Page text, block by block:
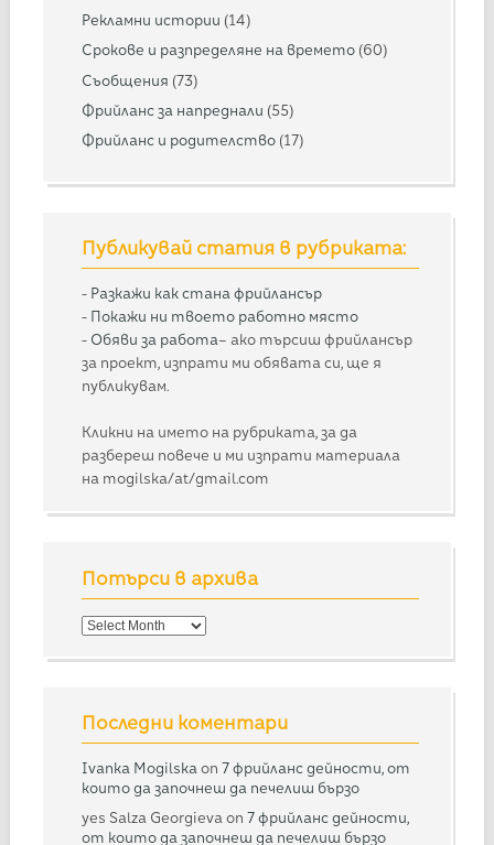
Рекламни истории (14)
Срокове и разпределяне на времето (60)
Съобщения (73)
Фрийланс за напреднали (55)
Фрийланс и родителство (17)
Публикувай статия в рубриката:
- Разкажи как стана фрийлансър
- Покажи ни твоето работно място
- Обяви за работа– ако търсиш фрийлансър
за проект, изпрати ми обявата си, ще я
публикувам.
Кликни на името на рубриката, за да
разбереш повече и ми изпрати материала
на mogilska/at/gmail.com
Потърси в архива
Потърси
Последни коментари
Ivanka Mogilska on7 фрийланс дейности, от
които да започнеш да печелиш бързо
yes Salza Georgieva on7 фрийланс дейности,
от които да започнеш да печелиш бързо